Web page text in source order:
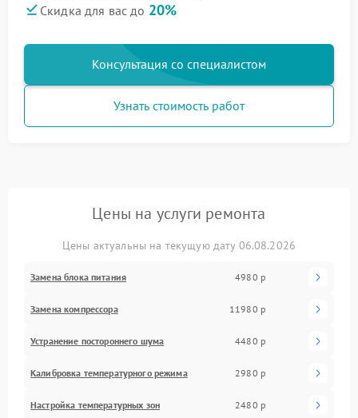
Скидка для вас до 20%
Консультация со специалистом
Узнать стоимость работ
Цены на услуги ремонта
Цены актуальны на текущую дату 06.08.2026
Замена блока питания 4980 р
Замена компрессора 11980 р
Устранение постороннего шума 4480 р
Калибровка температурного режима 2980 р
Настройка температурных зон 2480 р